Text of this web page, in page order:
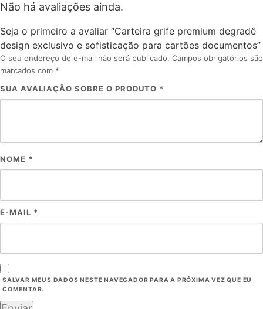
Não há avaliações ainda.
Seja o primeiro a avaliar “Carteira grife premium degradê
design exclusivo e sofisticação para cartões documentos”
O seu endereço de e-mail não será publicado. Campos obrigatórios são
marcados com *
SUA AVALIAÇÃO SOBRE O PRODUTO *
NOME *
E-MAIL *
SALVAR MEUS DADOS NESTE NAVEGADOR PARA A PRÓXIMA VEZ QUE EU
COMENTAR.